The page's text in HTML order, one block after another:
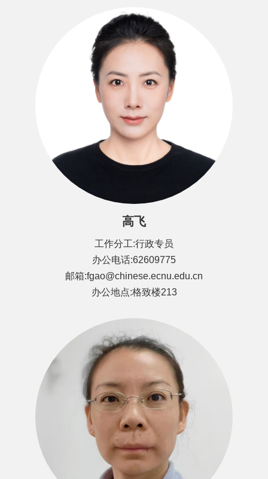
高飞
工作分工:行政专员
办公电话:62609775
邮箱:fgao@chinese.ecnu.edu.cn
办公地点:格致楼213